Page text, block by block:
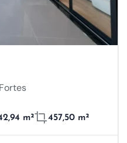
m² 457,50 m²